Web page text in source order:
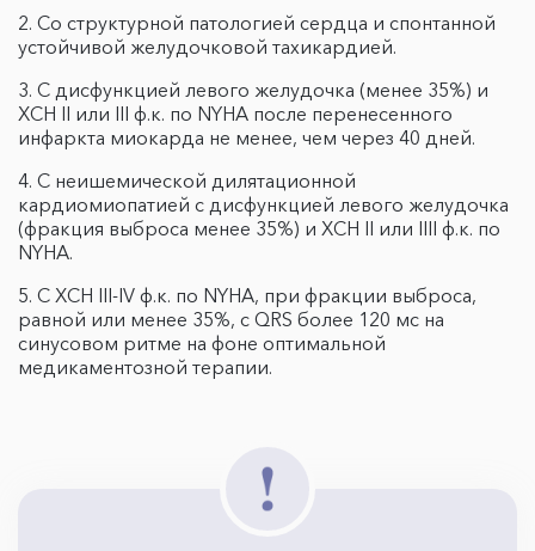
2. Со структурной патологией сердца и спонтанной
устойчивой желудочковой тахикардией.
3. С дисфункцией левого желудочка (менее 35%) и
ХСН II или III ф.к. по NYHA после перенесенного
инфаркта миокарда не менее, чем через 40 дней.
4. С неишемической дилятационной
кардиомиопатией с дисфункцией левого желудочка
(фракция выброса менее 35%) и ХСН II или IIII ф.к. по
NYHA.
5. С ХСН III-IV ф.к. по NYHA, при фракции выброса,
равной или менее 35%, с QRS более 120 мс на
синусовом ритме на фоне оптимальной
медикаментозной терапии.